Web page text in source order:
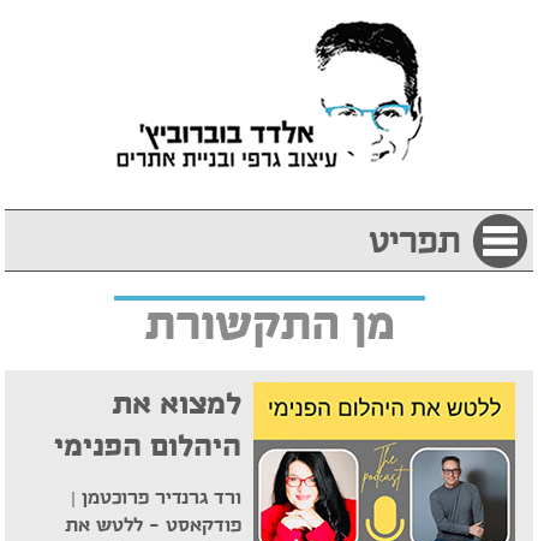
תפריט
מן התקשורת
למצוא את
היהלום הפנימי
ורד גרנדיר פרוכטמן |
פודקאסט – ללטש את